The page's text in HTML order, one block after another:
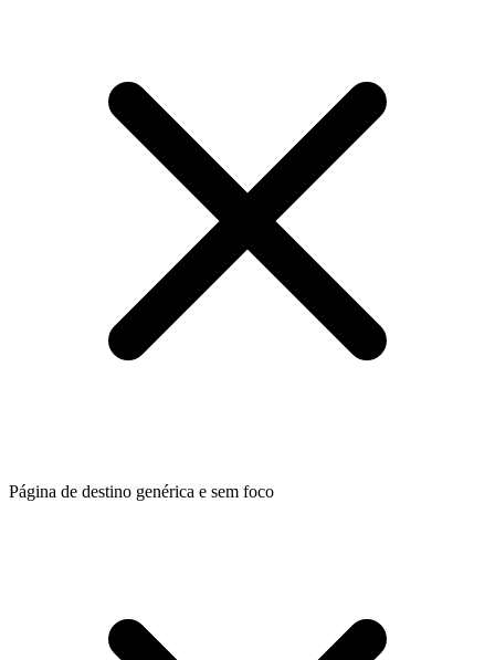
Página de destino genérica e sem foco